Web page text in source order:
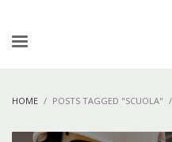
HOME POSTS TAGGED "SCUOLA"